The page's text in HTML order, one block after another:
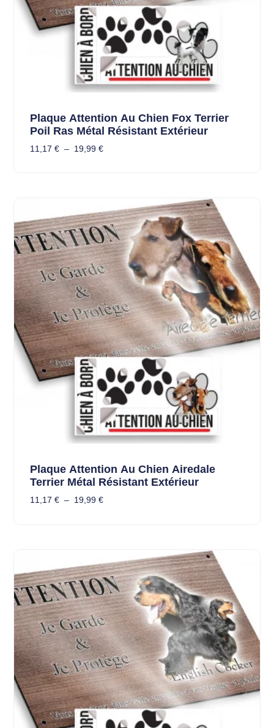
Plaque Attention Au Chien Fox Terrier
Poil Ras Métal Résistant Extérieur
11,17 € – 19,99 €
Plaque Attention Au Chien Airedale
Terrier Métal Résistant Extérieur
11,17 € – 19,99 €